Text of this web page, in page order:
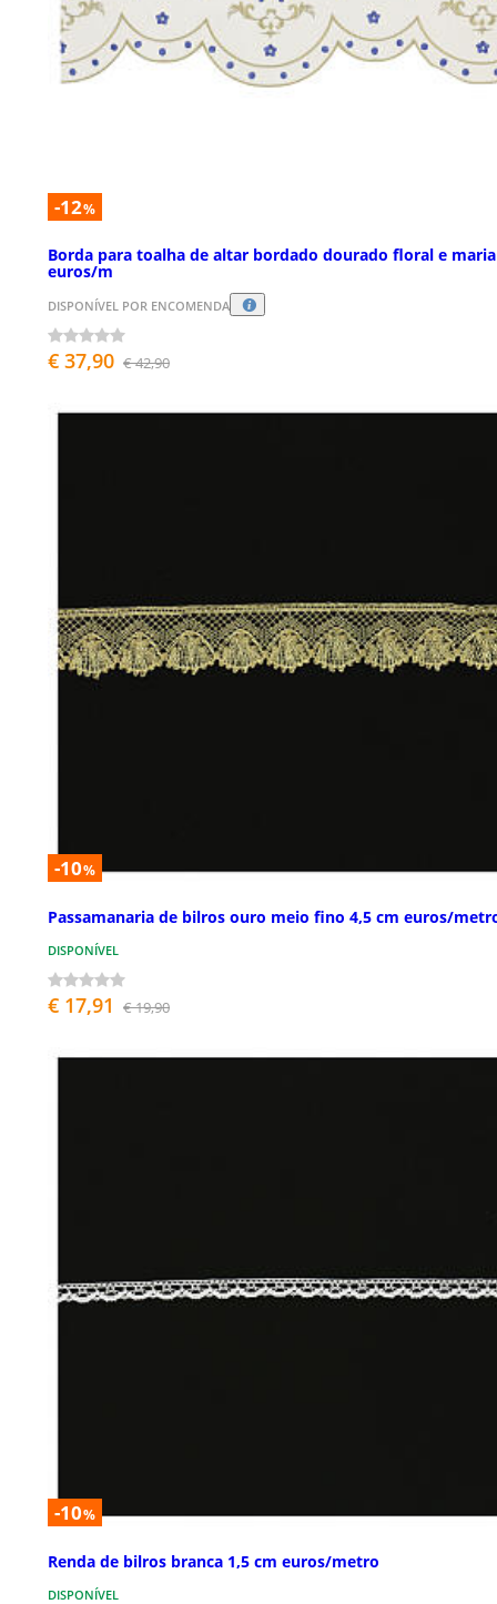
-12%
Borda para toalha de altar bordado dourado floral e
euros/m
DISPONÍVEL POR ENCOMENDA
€ 37,90 € 42,90
-10%
Passamanaria de bilros ouro meio fino 4,5 cm euros/
DISPONÍVEL
€ 17,91 € 19,90
-10%
Renda de bilros branca 1,5 cm euros/metro
DISPONÍVEL